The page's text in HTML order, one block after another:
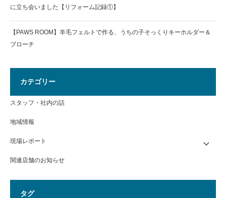
に立ち会いました【リフォーム記録①】
【PAWS ROOM】羊毛フェルトで作る、うちの子そっくりキーホルダー＆
ブローチ
カテゴリー
スタッフ・社内の話
地域情報
現場レポート
関連店舗のお知らせ
タグ